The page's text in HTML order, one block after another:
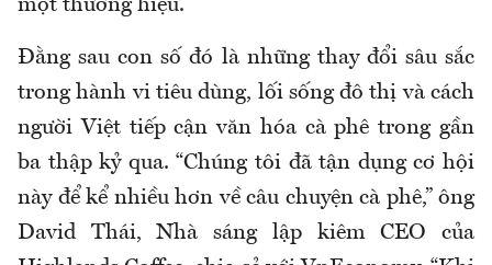
một thương hiệu.
Đằng sau con số đó là những thay đổi sâu sắc
trong hành vi tiêu dùng, lối sống đô thị và cách
người Việt tiếp cận văn hóa cà phê trong gần
ba thập kỷ qua.“Chúng tôi đã tận dụng cơ hội
này để kể nhiều hơn về câu chuyện cà phê,” ông
David Thái, Nhà sáng lập kiêm CEO của